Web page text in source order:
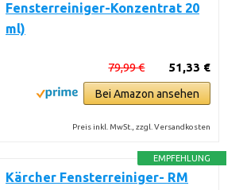
Fensterreiniger-Konzentrat 20
ml)
51,33 €
79,99 €
Bei Amazon ansehen
Preis inkl. MwSt., zzgl. Versandkosten
EMPFEHLUNG
Kärcher Fensterreiniger- RM